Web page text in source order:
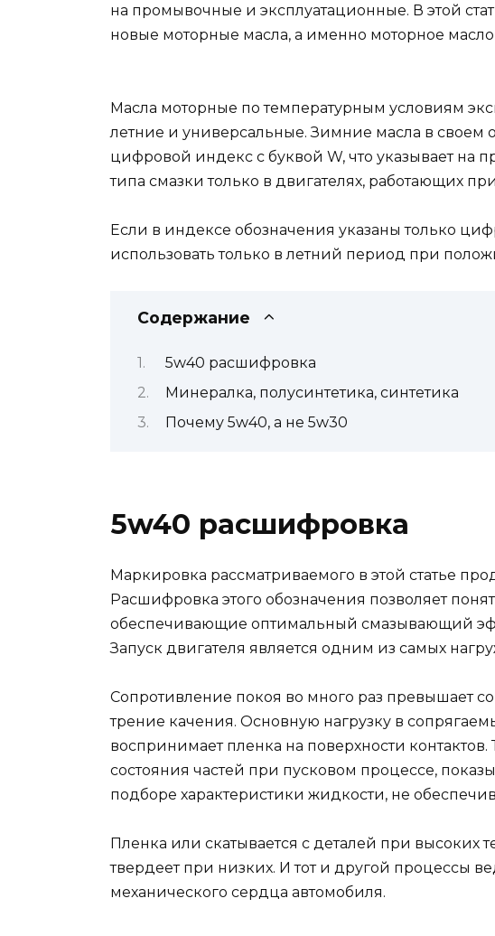
на промывочные и эксплуатационные. В этой
новые моторные масла, а именно моторное масло
Масла моторные по температурным условиям
летние и универсальные. Зимние масла в своем
цифровой индекс с буквой W, что указывает на
типа смазки только в двигателях, работающих
Если в индексе обозначения указаны только
использовать только в летний период при
Содержание
5w40 расшифровка
Минералка, полусинтетика, синтетика
Почему 5w40, а не 5w30
5w40 расшифровка
Маркировка рассматриваемого в этой статье
Расшифровка этого обозначения позволяет
обеспечивающие оптимальный смазывающий
Запуск двигателя является одним из самых
Сопротивление покоя во много раз превышает
трение качения. Основную нагрузку в
воспринимает пленка на поверхности
состояния частей при пусковом процессе,
подборе характеристики жидкости, не
Пленка или скатывается с деталей при высоких
твердеет при низких. И тот и другой процессы
механического сердца автомобиля.